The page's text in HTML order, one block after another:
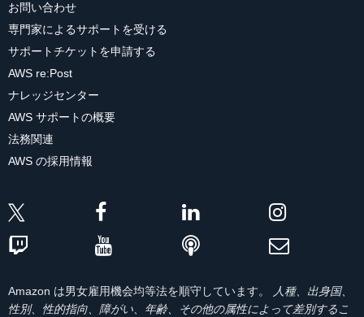
お問い合わせ
専門家によるサポートを受ける
サポートチケットを申請する
AWS re:Post
ナレッジセンター
AWS サポートの概要
法務関連
AWS の採用情報
Amazon は男女雇用機会均等法を順守しています。
人種、出身国、
性別、性的指向、障がい、年齢、その他の属性によって差別するこ